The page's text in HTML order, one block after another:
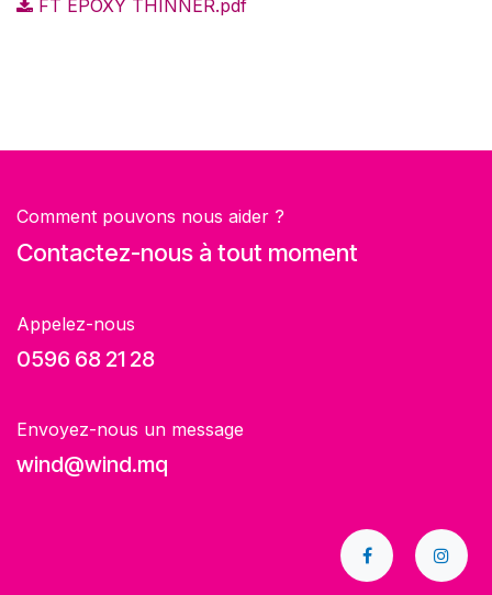
FT EPOXY THINNER.pdf
Comment pouvons nous aider ?
Contactez-nous à tout moment
Appelez-nous
0596 68 21 28
Envoyez-nous un message
wind@wind.mq